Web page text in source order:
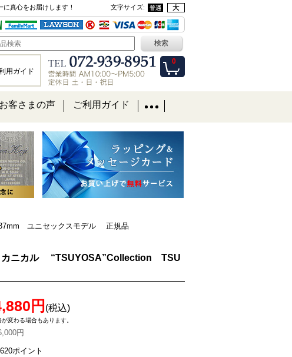
真心をお届けします！ 文字サイズ:
0
用ガイド
お客さまの声 ご利用ガイド
ユニセックスモデル 正規品
カニカル “TSUYOSA”Collection TSU
円 (税込)
変わる場合もあります。
円
ポイント